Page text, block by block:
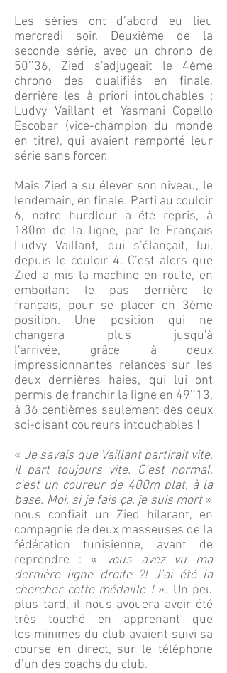
Les séries ont d’abord eu lieu
mercredi soir. Deuxième de la
seconde série, avec un chrono de
50’’36, Zied s'adjugeait le 4ème
chrono des qualifiés en finale,
derrière les à priori intouchables :
Ludvy Vaillant et Yasmani Copello
Escobar (vice-champion du monde
en titre), qui avaient remporté leur
série sans forcer.
Mais Zied a su élever son niveau, le
lendemain, en finale. Parti au couloir
6, notre hurdleur a été repris, à
180m de la ligne, par le Français
Ludvy Vaillant, qui s’élançait, lui,
depuis le couloir 4. C’est alors que
Zied a mis la machine en route, en
emboitant le pas derrière le
français, pour se placer en 3ème
position. Une position qui ne
changera plus jusqu'à
l'arrivée, grâce à deux
impressionnantes relances sur les
deux dernières haies, qui lui ont
permis de franchir la ligne en 49’’13,
à 36 centièmes seulement des deux
soi-disant coureurs intouchables !
« Je savais que Vaillant partirait vite,
il part toujours vite. C’est normal,
c’est un coureur de 400m plat, à la
base. Moi, si je fais ça, je suis mort»
nous confiait un Zied hilarant, en
compagnie de deux masseuses de la
fédération tunisienne, avant de
reprendre : « vous avez vu ma
dernière ligne droite ?! J’ai été la
chercher cette médaille !». Un peu
plus tard, il nous avouera avoir été
très touché en apprenant que
les minimes du club avaient suivi sa
course en direct, sur le téléphone
d’un des coachs du club.